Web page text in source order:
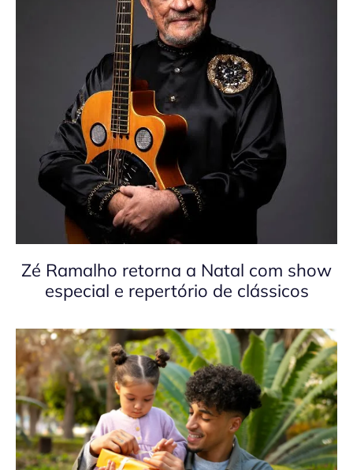
Zé Ramalho retorna a Natal com show
especial e repertório de clássicos